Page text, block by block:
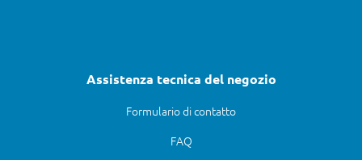
Assistenza tecnica del negozio
Formulario di contatto
FAQ